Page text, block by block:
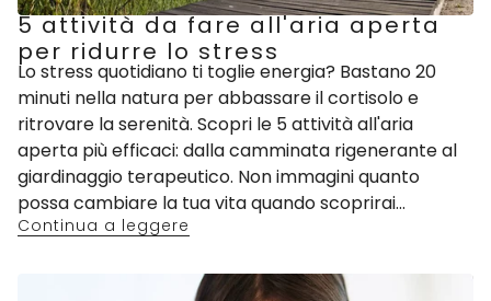
5 attività da fare all'aria aperta
per ridurre lo stress
Lo stress quotidiano ti toglie energia? Bastano 20
minuti nella natura per abbassare il cortisolo e
ritrovare la serenità. Scopri le 5 attività all'aria
aperta più efficaci: dalla camminata rigenerante al
giardinaggio terapeutico. Non immagini quanto
possa cambiare la tua vita quando scoprirai...
Continua a leggere